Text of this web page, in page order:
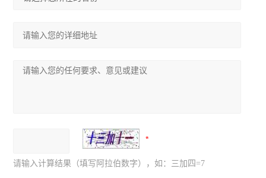
请输入计算结果（填写阿拉伯数字），如：三加四=7